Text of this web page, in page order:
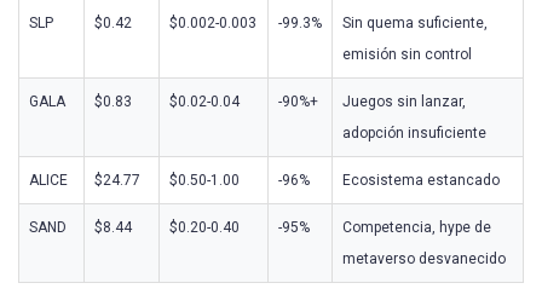
SLP $0.42 $0.002-0.003 -99.3%
Sin quema suficiente,
emisión sin control
GALA $0.83 $0.02-0.04 -90%+
Juegos sin lanzar,
adopción insuficiente
ALICE $24.77 $0.50-1.00 -96% Ecosistema estancado
SAND $8.44 $0.20-0.40 -95%
Competencia, hype de
metaverso desvanecido